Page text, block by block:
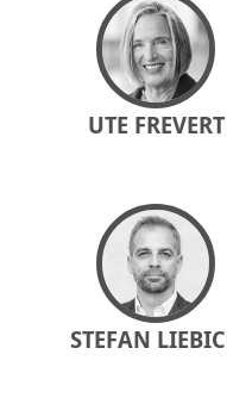
UTE FREVERT
STEFAN